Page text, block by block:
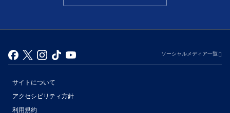
ソーシャルメディア一覧
サイトについて
アクセシビリティ方針
利用規約